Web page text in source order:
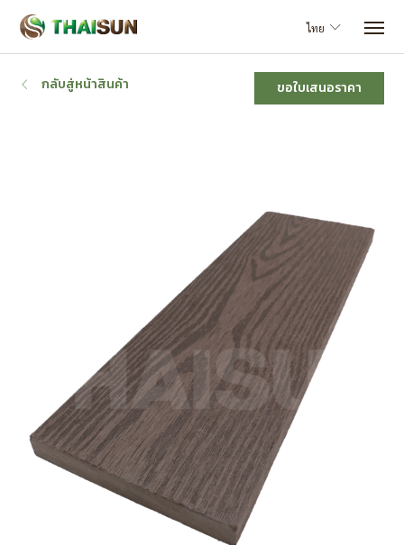
ไทย
กลับสู่หน้าสินค้า ขอใบเสนอราคา